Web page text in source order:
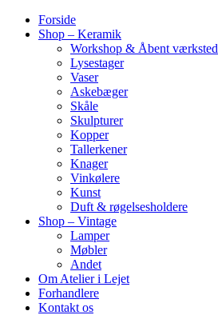
Forside
Shop – Keramik
Workshop & Åbent værksted
Lysestager
Vaser
Askebæger
Skåle
Skulpturer
Kopper
Tallerkener
Knager
Vinkølere
Kunst
Duft & røgelsesholdere
Shop – Vintage
Lamper
Møbler
Andet
Om Atelier i Lejet
Forhandlere
Kontakt os